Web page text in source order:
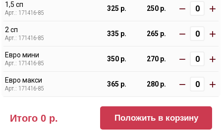
1,5 сп
Арт.: 171416-85
325 р. 250 р. − +
2 сп
Арт.: 171416-85
335 р. 265 р. − +
Евро мини
Арт.: 171416-85
350 р. 270 р. − +
Евро макси
Арт.: 171416-85
365 р. 280 р. − +
Итого 0 р. Положить в корзину